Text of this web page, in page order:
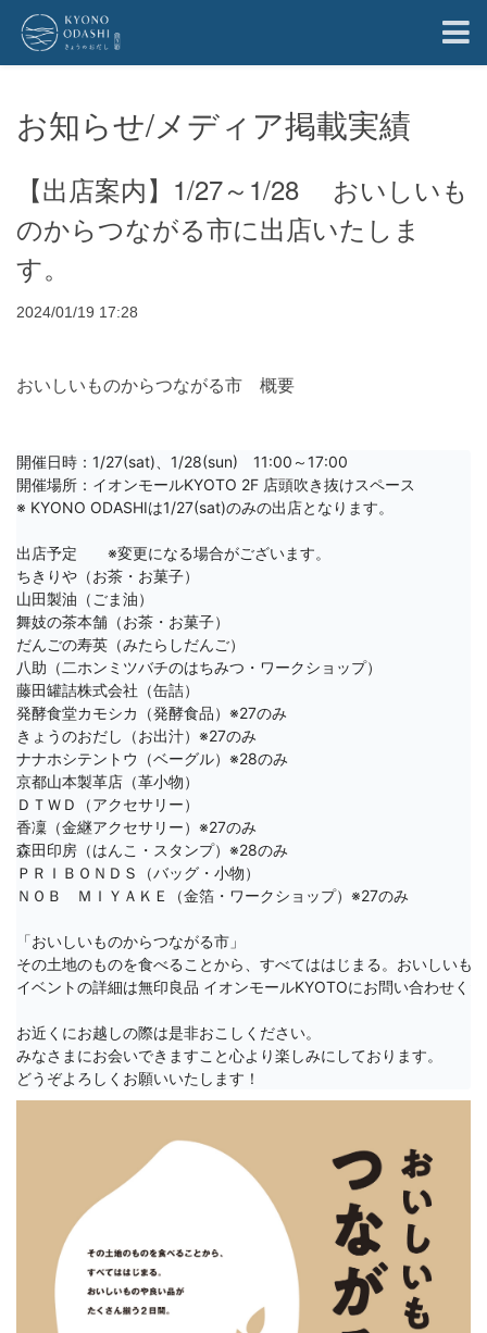
お知らせ/メディア掲載実績
【出店案内】1/27～1/28 おいしいも
のからつながる市に出店いたしま
す。
2024/01/19 17:28
おいしいものからつながる市 概要
開催日時：1/27(sat)、1/28(sun)　11:00～17:00
開催場所：イオンモールKYOTO 2F 店頭吹き抜けスペース
※ KYONO ODASHIは1/27(sat)のみの出店となります。
出店予定　　※変更になる場合がございます。
ちきりや（お茶・お菓子）
山田製油（ごま油）
舞妓の茶本舗（お茶・お菓子）
だんごの寿英（みたらしだんご）
八助（二ホンミツバチのはちみつ・ワークショップ）
藤田罐詰株式会社（缶詰）
発酵食堂カモシカ（発酵食品）※27のみ
きょうのおだし（お出汁）※27のみ
ナナホシテントウ（ベーグル）※28のみ
京都山本製革店（革小物）
ＤＴＷＤ（アクセサリー）
香凜（金継アクセサリー）※27のみ
森田印房（はんこ・スタンプ）※28のみ
ＰＲＩＢＯＮＤＳ（バッグ・小物）
ＮＯＢ　ＭＩＹＡＫＥ（金箔・ワークショップ）※27のみ
「おいしいものからつながる市」
その土地のものを食べることから、すべてははじまる。おいしいも
イベントの詳細は無印良品 イオンモールKYOTOにお問い合わせく
お近くにお越しの際は是非おこしください。
みなさまにお会いできますこと心より楽しみにしております。
どうぞよろしくお願いいたします！